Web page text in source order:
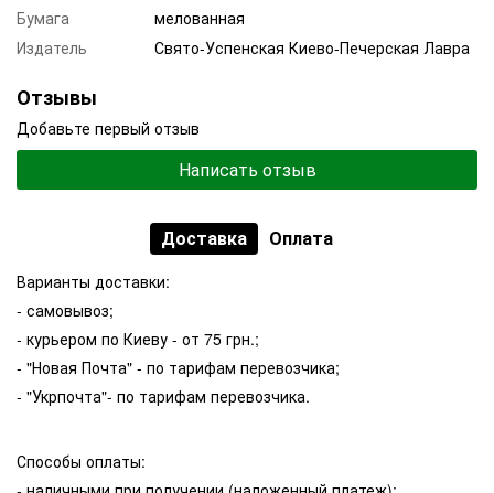
Бумага
мелованная
Издатель
Свято-Успенская Киево-Печерская Лавра
Отзывы
Добавьте первый отзыв
Написать отзыв
Доставка Оплата
Варианты доставки:
- самовывоз;
- курьером по Киеву - от 75 грн.;
- "Новая Почта" - по тарифам перевозчика;
- "Укрпочта"- по тарифам перевозчика.
Способы оплаты: